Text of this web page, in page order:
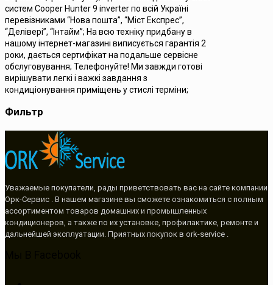
систем Cooper Hunter 9 inverter по всій Україні
перевізниками “Нова пошта”, “Міст Експрес”,
“Делівері”, “Інтайм”; На всю техніку придбану в
нашому інтернет-магазині виписується гарантія 2
роки, дається сертифікат на подальше сервісне
обслуговування; Телефонуйте! Ми завжди готові
вирішувати легкі і важкі завдання з
кондиціонування приміщень у стислі терміни;
Фильтр
Уважаемые покупатели, рады приветствовать вас на сайте компании
Орк-Сервис . В нашем магазине вы сможете ознакомиться с полным
ассортиментом товаров домашних и промышленных
кондиционеров, а также по их установке, профилактике, ремонте и
дальнейшей эксплуатации. Приятных покупок в ork-service .